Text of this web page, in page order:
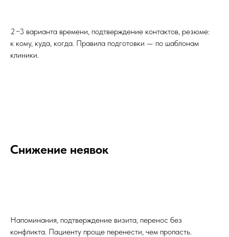
2−3 варианта времени, подтверждение контактов, резюме:
к кому, куда, когда. Правила подготовки — по шаблонам
клиники.
Снижение неявок
Напоминания, подтверждение визита, перенос без
конфликта. Пациенту проще перенести, чем пропасть.